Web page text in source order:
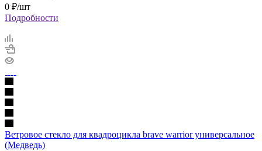
0 ₽/шт
Подробности
Ветровое стекло для квадроцикла brave warrior универсальное
(Медведь)